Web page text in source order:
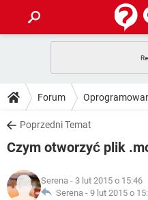
GRY
SPOTIFY
INSTAGRAM
WINDOWS 10
PORADY
PlayStation
INSTAGRAM
DO POBRANIA
ANDROID
GRY
IOS
FORUM
COVID-19
ARTYKUŁY
Forum
Poprzedni Temat
Czym otworzyć plik
Serena - 3 lut 2015 o 15:46
Serena - 9 lut 2015 o